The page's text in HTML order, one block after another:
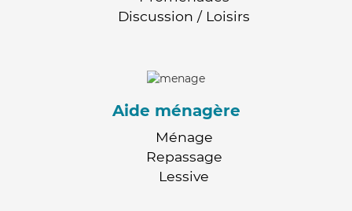
Discussion / Loisirs
Aide ménagère
Ménage
Repassage
Lessive